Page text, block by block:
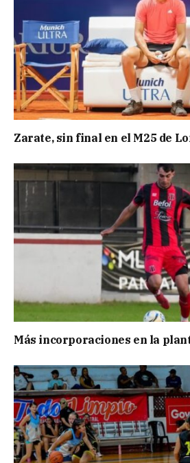
Zarate, sin final en el M25 de
Más incorporaciones en la